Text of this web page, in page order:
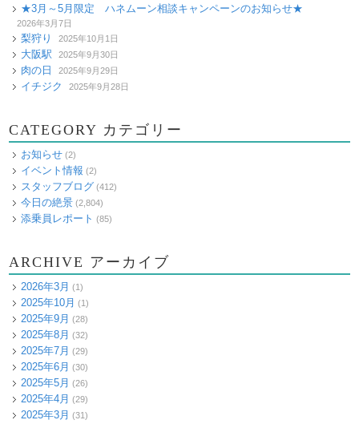
★3月～5月限定 ハネムーン相談キャンペーンのお知らせ★
2026年3月7日
梨狩り 2025年10月1日
大阪駅 2025年9月30日
肉の日 2025年9月29日
イチジク 2025年9月28日
CATEGORY カテゴリー
お知らせ (2)
イベント情報 (2)
スタッフブログ (412)
今日の絶景 (2,804)
添乗員レポート (85)
ARCHIVE アーカイブ
2026年3月 (1)
2025年10月 (1)
2025年9月 (28)
2025年8月 (32)
2025年7月 (29)
2025年6月 (30)
2025年5月 (26)
2025年4月 (29)
2025年3月 (31)